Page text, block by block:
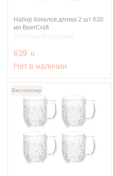
Набор бокалов д/пива 2 шт 630
мл BeerCraft
CRYSTALITE BOHEMIA
639 руб.
o
Нет в наличии
Бестселлер